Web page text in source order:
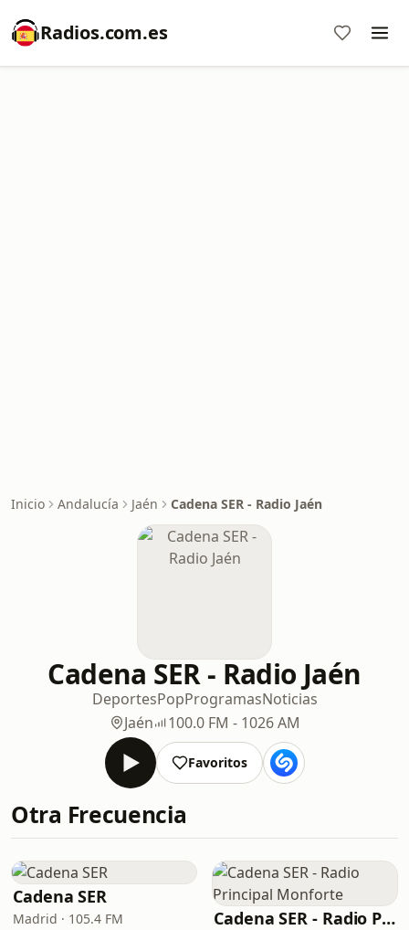
Radios.com.es
Inicio Andalucía Jaén Cadena SER - Radio Jaén
Cadena SER - Radio Jaén
DeportesPopProgramasNoticias
Jaén
100.0 FM - 1026 AM
Favoritos
Otra Frecuencia
Cadena SER
Madrid · 105.4 FM Cadena SER - Radio Principal Monforte